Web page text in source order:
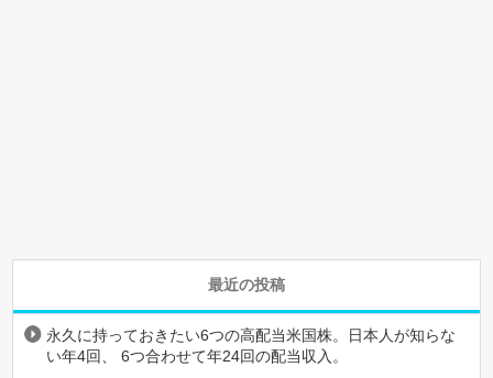
最近の投稿
永久に持っておきたい6つの高配当米国株。日本人が知らな
い年4回、 6つ合わせて年24回の配当収入。